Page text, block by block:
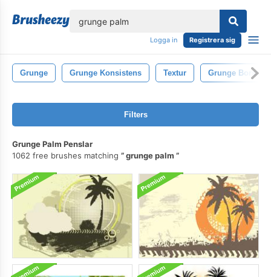
Logga in Registrera sig
Grunge Grunge Konsistens Textur Grunge Borstar
Filters
Grunge Palm Penslar
1062 free brushes matching
grunge palm